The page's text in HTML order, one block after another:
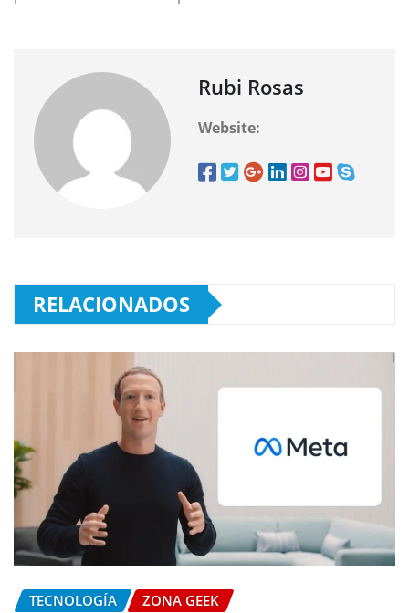
Rubi Rosas
Website:
RELACIONADOS
TECNOLOGÍA ZONA GEEK